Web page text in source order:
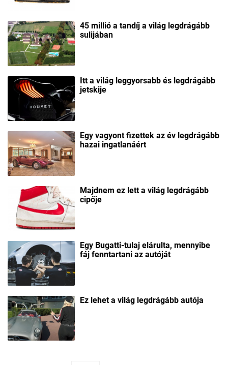
45 millió a tandíj a világ legdrágább
sulijában
Itt a világ leggyorsabb és legdrágább
jetskije
Egy vagyont fizettek az év legdrágább
hazai ingatlanáért
Majdnem ez lett a világ legdrágább
cipője
Egy Bugatti-tulaj elárulta, mennyibe
fáj fenntartani az autóját
Ez lehet a világ legdrágább autója